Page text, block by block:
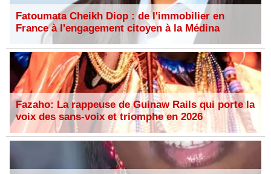
Fatoumata Cheikh Diop : de l'immobilier en
France à l'engagement citoyen à la Médina
Fazaho: La rappeuse de Guinaw Rails qui porte la
voix des sans-voix et triomphe en 2026